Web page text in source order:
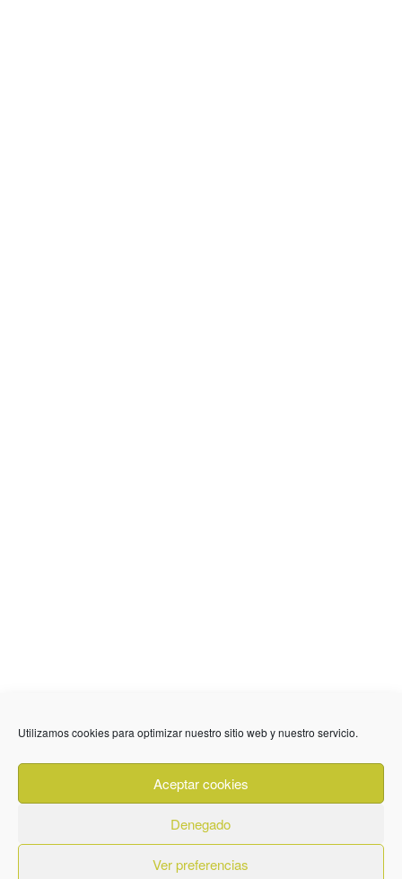
Utilizamos cookies para optimizar nuestro sitio web y nuestro servicio.
Aceptar cookies
Denegado
Ver preferencias
636 01 61 85
Fuente Palmera
info @ fuentepalmerainformacion.es
Privacidad Aviso legal
Cookies
Quiénes Somos
Contacto